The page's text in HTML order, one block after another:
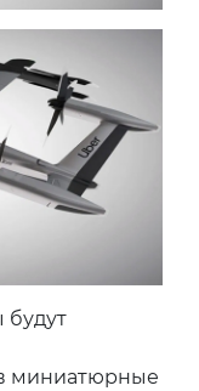
будут
миниатюрные